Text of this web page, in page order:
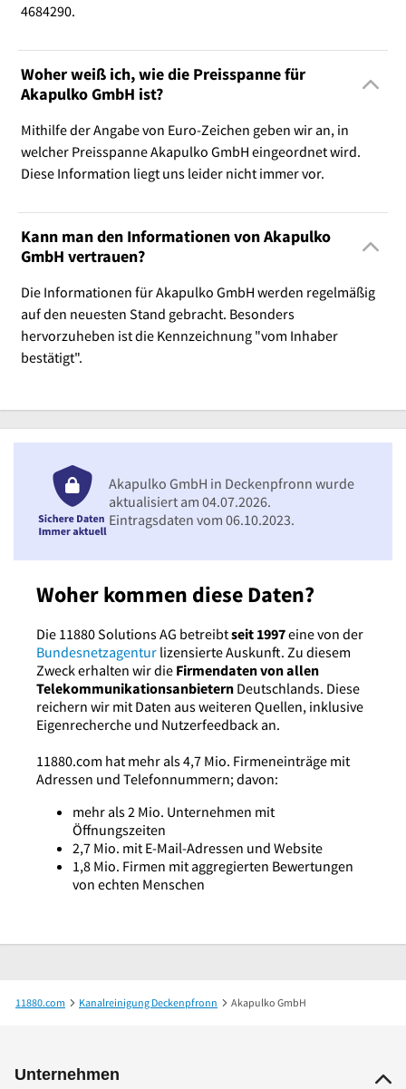
4684290.
Woher weiß ich, wie die Preisspanne für
Akapulko GmbH ist?
Mithilfe der Angabe von Euro-Zeichen geben wir an, in
welcher Preisspanne Akapulko GmbH eingeordnet wird.
Diese Information liegt uns leider nicht immer vor.
Kann man den Informationen von Akapulko
GmbH vertrauen?
Die Informationen für Akapulko GmbH werden regelmäßig
auf den neuesten Stand gebracht. Besonders
hervorzuheben ist die Kennzeichnung "vom Inhaber
bestätigt".
Woher kommen diese Daten?
Die 11880 Solutions AG betreibtseit 1997eine von der
Bundesnetzagentur lizensierte Auskunft. Zu diesem
Zweck erhalten wir die Firmendaten von allen
Telekommunikationsanbietern Deutschlands. Diese
reichern wir mit Daten aus weiteren Quellen, inklusive
Eigenrecherche und Nutzerfeedback an.
11880.com hat mehr als 4,7 Mio. Firmeneinträge mit
Adressen und Telefonnummern; davon:
mehr als 2 Mio. Unternehmen mit
Öffnungszeiten
2,7 Mio. mit E-Mail-Adressen und Website
1,8 Mio. Firmen mit aggregierten Bewertungen
von echten Menschen
Akapulko GmbH in Deckenpfronn wurde
aktualisiert am 04.07.2026.
Eintragsdaten vom 06.10.2023.
11880.com Kanalreinigung Deckenpfronn Akapulko GmbH
Unternehmen